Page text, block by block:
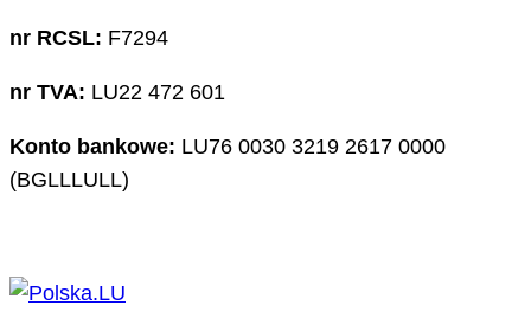
nr RCSL: F7294
nr TVA: LU22 472 601
Konto bankowe: LU76 0030 3219 2617 0000
(BGLLLULL)